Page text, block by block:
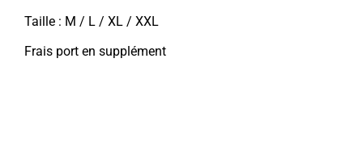
Taille : M / L / XL / XXL
Frais port en supplément